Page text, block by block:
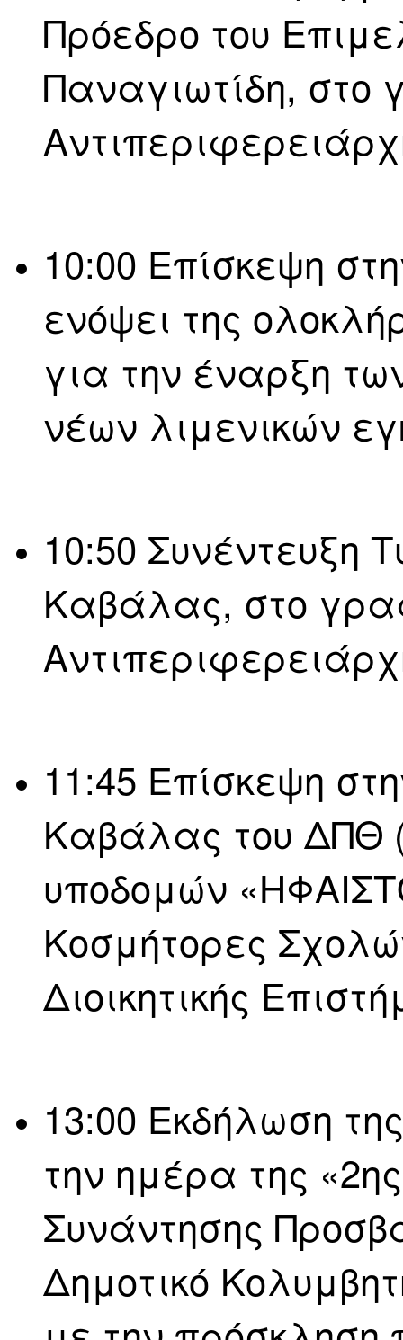
Πρόεδρο του
Παναγιωτίδη, στο
10:00 Επίσκεψη
ενόψει της
για την έναρξη
νέων λιμενικών
10:50 Συνέντευξη
Καβάλας, στο
11:45 Επίσκεψη
Καβάλας του ΔΠΘ
υποδομών
Κοσμήτορες
Διοικητικής
13:00 Εκδήλωση
την ημέρα της
Συνάντησης
Δημοτικό